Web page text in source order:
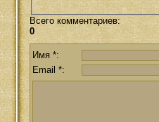
Всего комментариев:
0
Имя *:
Email *: